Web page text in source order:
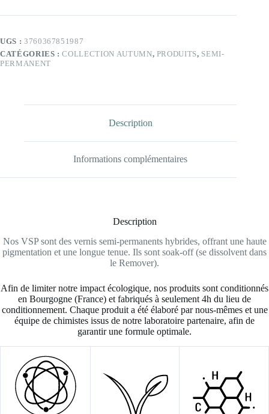
Yelldark
(Collection
Autumn)
UGS : 3760367851987
CATÉGORIES :COLLECTION AUTUMN, PRODUITS, SEMI-
PERMANENT
Description
Informations complémentaires
Description
Nos VSP sont des vernis semi-permanents hybrides, offrant une haute
pigmentation et une longue tenue. Ils sont soak-off (se dissolvent dans
le Remover).
Afin de limiter notre impact écologique, nos produits sont conditionnés
en Bourgogne (France) et fabriqués à seulement 4h du lieu de
conditionnement. Chaque produit a été élaboré par nous-mêmes et une
équipe de chimistes issus de notre laboratoire partenaire, afin de
garantir une formule optimale.